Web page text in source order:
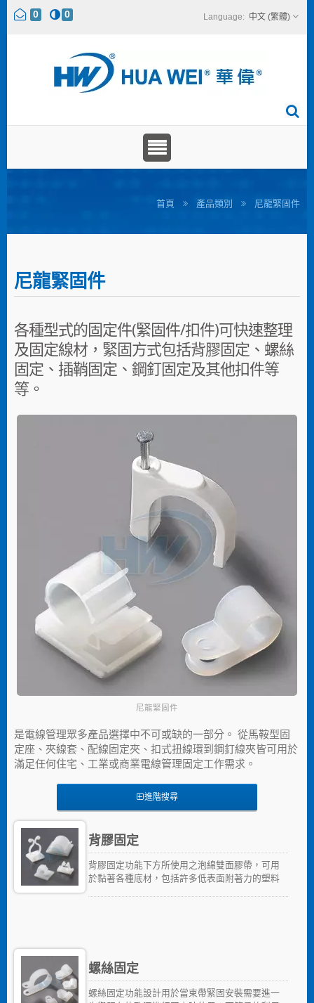
0 0 中文 (繁體)
首頁 產品類別 尼龍緊固件
尼龍緊固件
各種型式的固定件(緊固件/扣件)可快速整理
及固定線材，緊固方式包括背膠固定、螺絲
固定、插鞘固定、鋼釘固定及其他扣件等
等。
尼龍緊固件
是電線管理眾多產品選擇中不可或缺的一部分。 從馬鞍型固
定座、夾線套、配線固定夾、扣式扭線環到鋼釘線夾皆可用於
滿足任何住宅、工業或商業電線管理固定工作需求。
進階搜尋
背膠固定
背膠固定功能下方所使用之泡綿雙面膠帶，可用
於黏著各種底材，包括許多低表面附著力的塑料
螺絲固定
螺絲固定功能設計用於當束帶緊固安裝需要進一